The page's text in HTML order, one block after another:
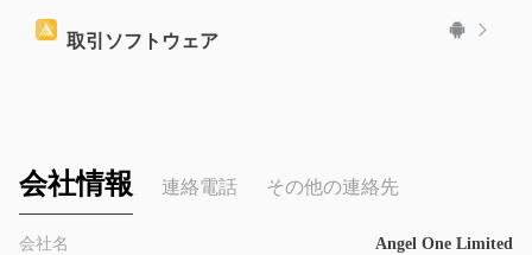
取引ソフトウェア
会社情報 連絡電話 その他の連絡先
会社名 Angel One Limited